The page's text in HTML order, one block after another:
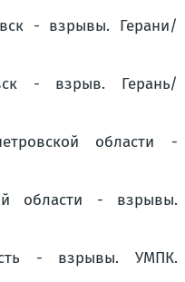
- взрывы. Герани/
- взрыв. Герань/
области -
области - взрывы.
- взрывы. УМПК.